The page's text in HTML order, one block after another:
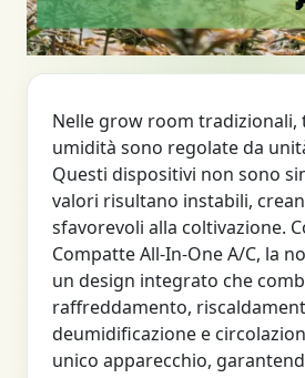
Nelle grow room tradizionali,
umidità sono regolate da
Questi dispositivi non sono
valori risultano instabili,
sfavorevoli alla coltivazione.
Compatte All-In-One A/C, la
un design integrato che
raffreddamento,
deumidificazione e
unico apparecchio,